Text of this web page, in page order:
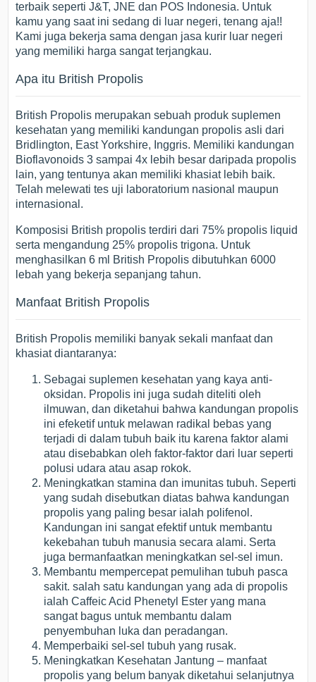
terbaik seperti J&T, JNE dan POS Indonesia. Untuk
kamu yang saat ini sedang di luar negeri, tenang aja!!
Kami juga bekerja sama dengan jasa kurir luar negeri
yang memiliki harga sangat terjangkau.
Apa itu British Propolis
British Propolis merupakan sebuah produk suplemen
kesehatan yang memiliki kandungan propolis asli dari
Bridlington, East Yorkshire, Inggris. Memiliki kandungan
Bioflavonoids 3 sampai 4x lebih besar daripada propolis
lain, yang tentunya akan memiliki khasiat lebih baik.
Telah melewati tes uji laboratorium nasional maupun
internasional.
Komposisi British propolis terdiri dari 75% propolis liquid
serta mengandung 25% propolis trigona. Untuk
menghasilkan 6 ml British Propolis dibutuhkan 6000
lebah yang bekerja sepanjang tahun.
Manfaat British Propolis
British Propolis memiliki banyak sekali manfaat dan
khasiat diantaranya:
Sebagai suplemen kesehatan yang kaya anti-
oksidan. Propolis ini juga sudah diteliti oleh
ilmuwan, dan diketahui bahwa kandungan propolis
ini efeketif untuk melawan radikal bebas yang
terjadi di dalam tubuh baik itu karena faktor alami
atau disebabkan oleh faktor-faktor dari luar seperti
polusi udara atau asap rokok.
Meningkatkan stamina dan imunitas tubuh. Seperti
yang sudah disebutkan diatas bahwa kandungan
propolis yang paling besar ialah polifenol.
Kandungan ini sangat efektif untuk membantu
kekebahan tubuh manusia secara alami. Serta
juga bermanfaatkan meningkatkan sel-sel imun.
Membantu mempercepat pemulihan tubuh pasca
sakit. salah satu kandungan yang ada di propolis
ialah Caffeic Acid Phenetyl Ester yang mana
sangat bagus untuk membantu dalam
penyembuhan luka dan peradangan.
Memperbaiki sel-sel tubuh yang rusak.
Meningkatkan Kesehatan Jantung – manfaat
propolis yang belum banyak diketahui selanjutnya